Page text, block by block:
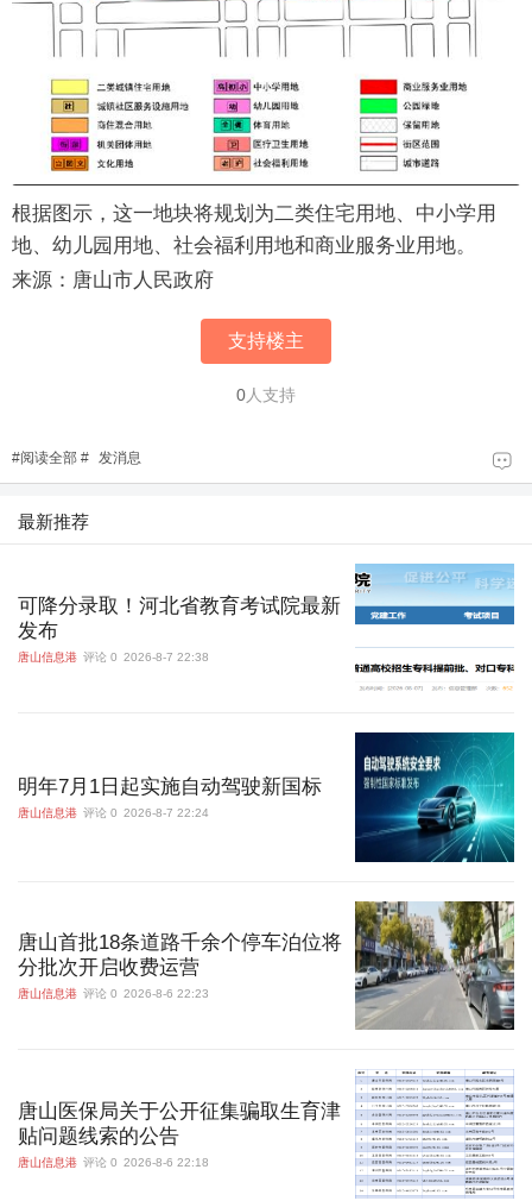
根据图示，这一地块将规划为二类住宅用地、中小学用
地、幼儿园用地、社会福利用地和商业服务业用地。
来源：唐山市人民政府
支持楼主
0人支持
#阅读全部 # 发消息
最新推荐
可降分录取！河北省教育考试院最新
发布
唐山信息港 评论 0 2026-8-7 22:38
明年7月1日起实施自动驾驶新国标
唐山信息港 评论 0 2026-8-7 22:24
唐山首批18条道路千余个停车泊位将
分批次开启收费运营
唐山信息港 评论 0 2026-8-6 22:23
唐山医保局关于公开征集骗取生育津
贴问题线索的公告
唐山信息港 评论 0 2026-8-6 22:18